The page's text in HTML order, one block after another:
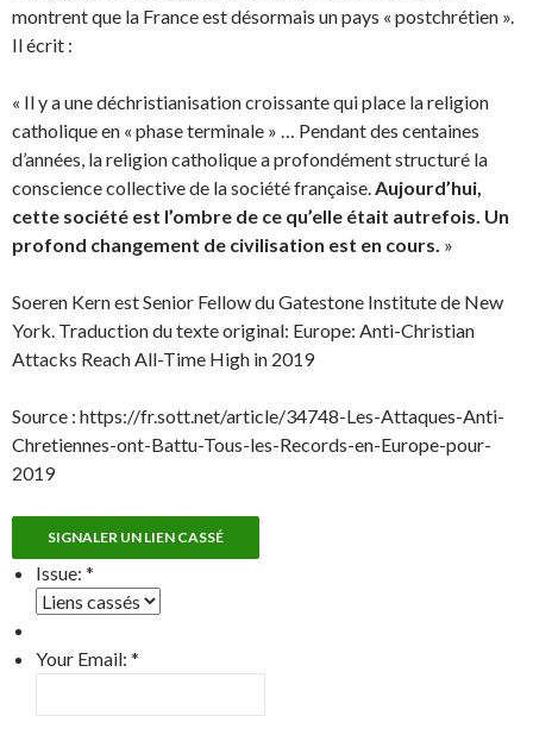
montrent que la France est désormais un pays « postchrétien ».
Il écrit :
« Il y a une déchristianisation croissante qui place la religion
catholique en « phase terminale » … Pendant des centaines
d’années, la religion catholique a profondément structuré la
conscience collective de la société française.Aujourd’hui,
cette société est l’ombre de ce qu’elle était autrefois. Un
profond changement de civilisation est en cours. »
Soeren Kern est Senior Fellow du Gatestone Institute de New
York. Traduction du texte original: Europe: Anti-Christian
Attacks Reach All-Time High in 2019
Source : https://fr.sott.net/article/34748-Les-Attaques-Anti-
Chretiennes-ont-Battu-Tous-les-Records-en-Europe-pour-
2019
SIGNALER UN LIEN CASSÉ
Issue: *
Your Email: *